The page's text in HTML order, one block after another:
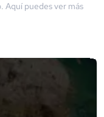
. Aquí puedes ver más